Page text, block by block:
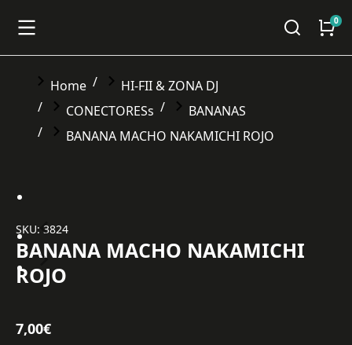
You are here:
Home
HI-FII & ZONA DJ
CONECTORESs
BANANAS
BANANA MACHO NAKAMICHI ROJO
SKU: 3824
BANANA MACHO NAKAMICHI
ROJO
7,00€